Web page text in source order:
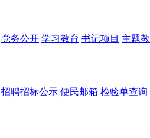
党务公开 学习教育 书记项目 主题
招聘招标公示 便民邮箱 检验单查询